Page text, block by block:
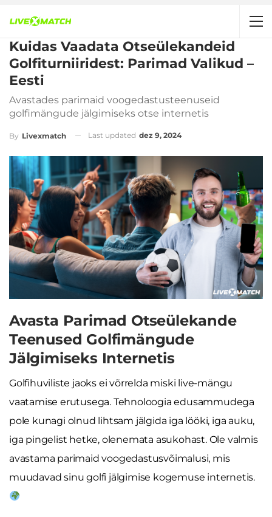
Kuidas Vaadata Otseülekandeid
Golfiturniiridest: Parimad Valikud –
Eesti
Avastades parimaid voogedastusteenuseid
golfimängude jälgimiseks otse internetis
By Livexmatch Last updated dez 9, 2024
Avasta Parimad Otseülekande
Teenused Golfimängude
Jälgimiseks Internetis
Golfihuviliste jaoks ei võrrelda miski live-mängu
vaatamise erutusega. Tehnoloogia edusammudega
pole kunagi olnud lihtsam jälgida iga lööki, iga auku,
iga pingelist hetke, olenemata asukohast. Ole valmis
avastama parimaid voogedastusvõimalusi, mis
muudavad sinu golfi jälgimise kogemuse internetis.